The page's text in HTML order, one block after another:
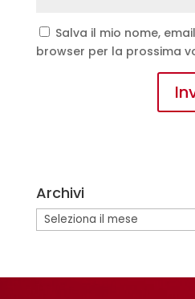
Salva il mio nome,
browser per la prossima
r
n
a
Archivi
Archivi